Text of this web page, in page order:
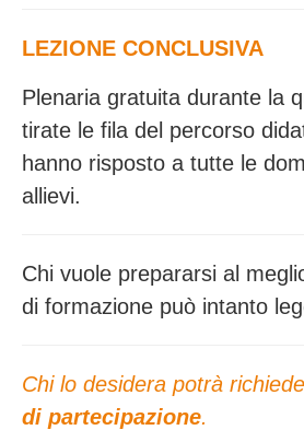
LEZIONE CONCLUSIVA
Plenaria gratuita durante la
tirate le fila del percorso
hanno risposto a tutte le
allievi.
Chi vuole prepararsi al
di formazione può intanto
Chi lo desidera potrà
di partecipazione.